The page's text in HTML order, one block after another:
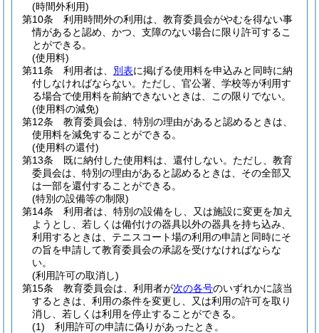
(時間外利用)
第10条
利用時間外の利用は、教育委員会がやむを得ない事
情があると認め、かつ、支障のない場合に限り許可するこ
とができる。
(使用料)
第11条
利用者は、 別表に掲げる使用料を申込みと同時に納
付しなければならない。 ただし、官公署、学校等が利用す
る場合で使用料を前納できないときは、この限りでない。
(使用料の減免)
第12条
教育委員会は、特別の理由があると認めるときは、
使用料を減免することができる。
(使用料の還付)
第13条
既に納付した使用料は、還付しない。 ただし、教育
委員会は、特別の理由があると認めるときは、その全部又
は一部を還付することができる。
(特別の設備等の制限)
第14条
利用者は、特別の設備をし、又は施設に変更を加え
ようとし、若しくは備付けの器具以外の器具を持ち込み、
利用するときは、テニスコート場の利用の申請と同時にそ
の旨を申請して教育委員会の承認を受けなければならな
い。
(利用許可の取消し)
第15条
教育委員会は、利用者が次の各号のいずれかに該当
するときは、利用の条件を変更し、又は利用の許可を取り
消し、若しくは利用を停止することができる。
(1)
利用許可の申請に偽りがあったとき。